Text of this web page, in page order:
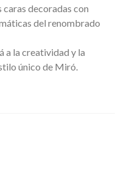
decoradas con
del renombrado
a la creatividad y la
único de Miró.